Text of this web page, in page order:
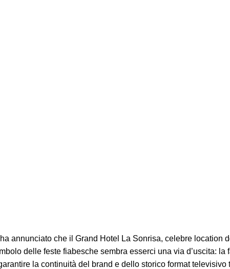
ha annunciato che il Grand Hotel La Sonrisa, celebre location
delle feste fiabesche sembra esserci una via d’uscita:
la continuità del brand e dello storico format televisivo